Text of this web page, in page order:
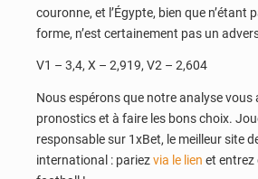
couronne, et l’Égypte, bien que n’étant
forme, n’est certainement pas un
V1 – 3,4, X – 2,919, V2 – 2,604
Nous espérons que notre analyse vous
pronostics et à faire les bons choix.
responsable sur 1xBet, le meilleur site
international : pariezvia le lien et entrez